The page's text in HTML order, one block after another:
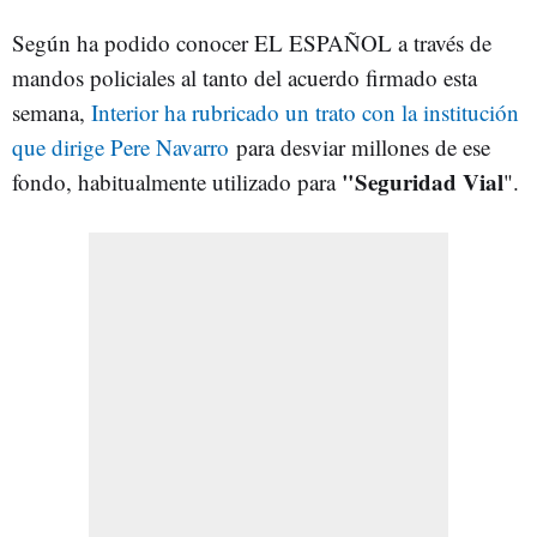
Según ha podido conocer EL ESPAÑOL a través de
mandos policiales al tanto del acuerdo firmado esta
semana, Interior ha rubricado un trato con la institución
que dirige Pere Navarro para desviar millones de ese
fondo, habitualmente utilizado para"Seguridad Vial".